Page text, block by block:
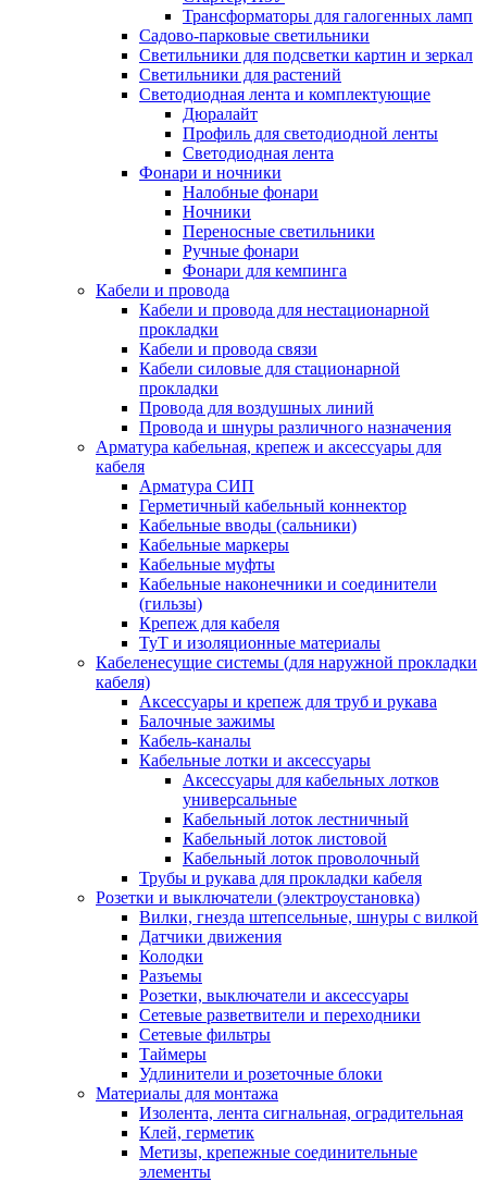
Трансформаторы для галогенных ламп
Садово-парковые светильники
Светильники для подсветки картин и зеркал
Светильники для растений
Светодиодная лента и комплектующие
Дюралайт
Профиль для светодиодной ленты
Светодиодная лента
Фонари и ночники
Налобные фонари
Ночники
Переносные светильники
Ручные фонари
Фонари для кемпинга
Кабели и провода
Кабели и провода для нестационарной
прокладки
Кабели и провода связи
Кабели силовые для стационарной
прокладки
Провода для воздушных линий
Провода и шнуры различного назначения
Арматура кабельная, крепеж и аксессуары для
кабеля
Арматура СИП
Герметичный кабельный коннектор
Кабельные вводы (сальники)
Кабельные маркеры
Кабельные муфты
Кабельные наконечники и соединители
(гильзы)
Крепеж для кабеля
ТуТ и изоляционные материалы
Кабеленесущие системы (для наружной прокладки
кабеля)
Аксессуары и крепеж для труб и рукава
Балочные зажимы
Кабель-каналы
Кабельные лотки и аксессуары
Аксессуары для кабельных лотков
универсальные
Кабельный лоток лестничный
Кабельный лоток листовой
Кабельный лоток проволочный
Трубы и рукава для прокладки кабеля
Розетки и выключатели (электроустановка)
Вилки, гнезда штепсельные, шнуры с вилкой
Датчики движения
Колодки
Разъемы
Розетки, выключатели и аксессуары
Сетевые разветвители и переходники
Сетевые фильтры
Таймеры
Удлинители и розеточные блоки
Материалы для монтажа
Изолента, лента сигнальная, оградительная
Клей, герметик
Метизы, крепежные соединительные
элементы